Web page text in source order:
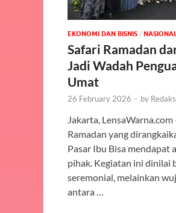
EKONOMI DAN BISNIS /
Safari Ramadan
Jadi Wadah
Umat
26 February 2026 - by
Jakarta,
Ramadan yang
Pasar Ibu Bisa mendapat
pihak. Kegiatan ini dinilai
seremonial, melainkan
antara …